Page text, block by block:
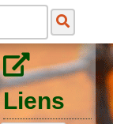
Liens